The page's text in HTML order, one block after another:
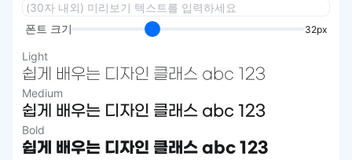
폰트 크기 32px
Light
쉽게 배우는 디자인 클래스 abc 123
Medium
쉽게 배우는 디자인 클래스 abc 123
Bold
쉽게 배우는 디자인 클래스 abc 123